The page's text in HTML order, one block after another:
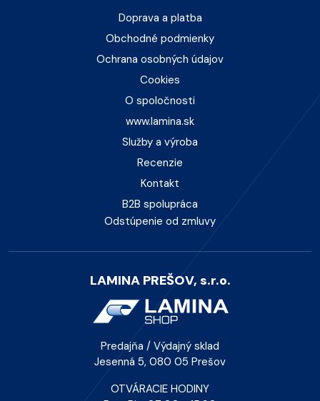
Doprava a platba
Obchodné podmienky
Ochrana osobných údajov
Cookies
O spoločnosti
www.lamina.sk
Služby a výroba
Recenzie
Kontakt
B2B spolupráca
Odstúpenie od zmluvy
LAMINA PREŠOV, s.r.o.
Predajňa / Výdajný sklad
Jesenná 5, 080 05 Prešov
OTVÁRACIE HODINY